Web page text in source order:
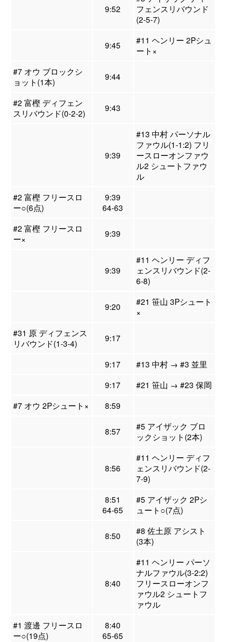
9:52
フェンスリバウンド
(2-5-7)
9:45
#11 ヘンリー 2Pシュ
ート×
#7 オウ ブロックシ
ョット(1本)
9:44
#2 富樫 ディフェン
スリバウンド(0-2-2)
9:43
9:39
#13 中村 パーソナル
ファウル(1-1:2) フリ
ースローオンファウ
ル2 シュートファウ
ル
#2 富樫 フリースロ
ー○(6点)
9:39
64-63
#2 富樫 フリースロ
ー×
9:39
9:39
#11 ヘンリー ディフ
ェンスリバウンド(2-
6-8)
9:20
#21 笹山 3Pシュート
×
#31 原 ディフェンス
リバウンド(1-3-4)
9:17
9:17
#13 中村 → #3 並里
9:17
#21 笹山 → #23 保岡
#7 オウ 2Pシュート×
8:59
8:57
#5 アイザック ブロ
ックショット(2本)
8:56
#11 ヘンリー ディフ
ェンスリバウンド(2-
7-9)
8:51
64-65
#5 アイザック 2Pシ
ュート○(7点)
8:50
#8 佐土原 アシスト
(3本)
8:40
#11 ヘンリー パーソ
ナルファウル(3-2:2)
フリースローオンフ
ァウル2 シュートフ
ァウル
#1 渡邊 フリースロ
ー○(19点)
8:40
65-65